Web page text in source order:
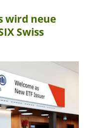
wird neue
Swiss